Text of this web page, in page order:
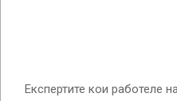
Експертите кои работеле